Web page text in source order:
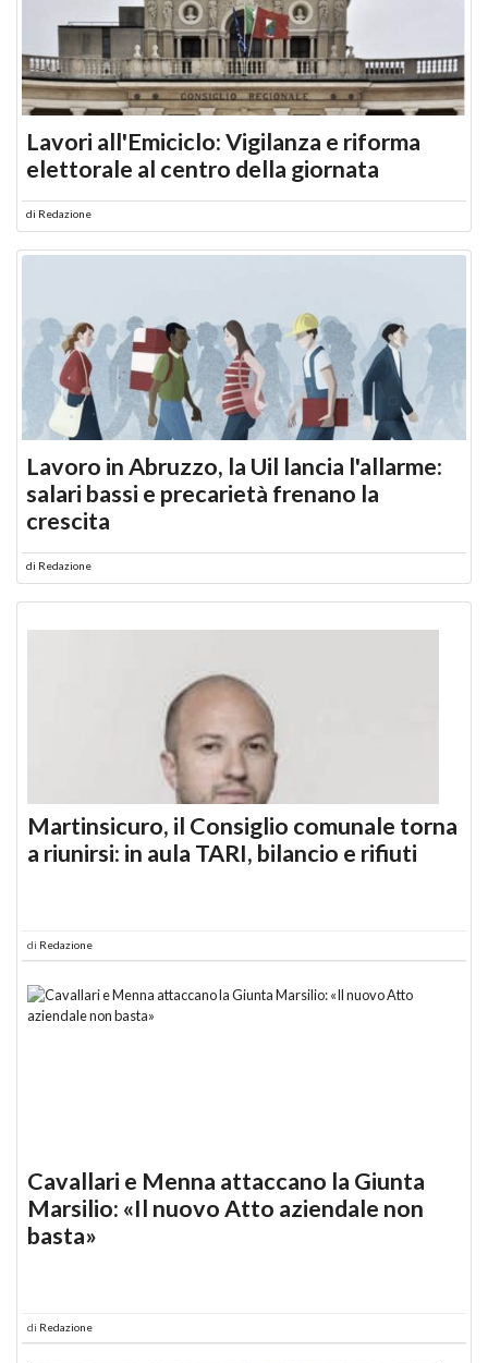
Lavori all'Emiciclo: Vigilanza e riforma
elettorale al centro della giornata
di Redazione
Lavoro in Abruzzo, la Uil lancia l'allarme:
salari bassi e precarietà frenano la
crescita
di Redazione
Martinsicuro, il Consiglio comunale torna
a riunirsi: in aula TARI, bilancio e rifiuti
di Redazione
Cavallari e Menna attaccano la Giunta
Marsilio: «Il nuovo Atto aziendale non
basta»
di Redazione